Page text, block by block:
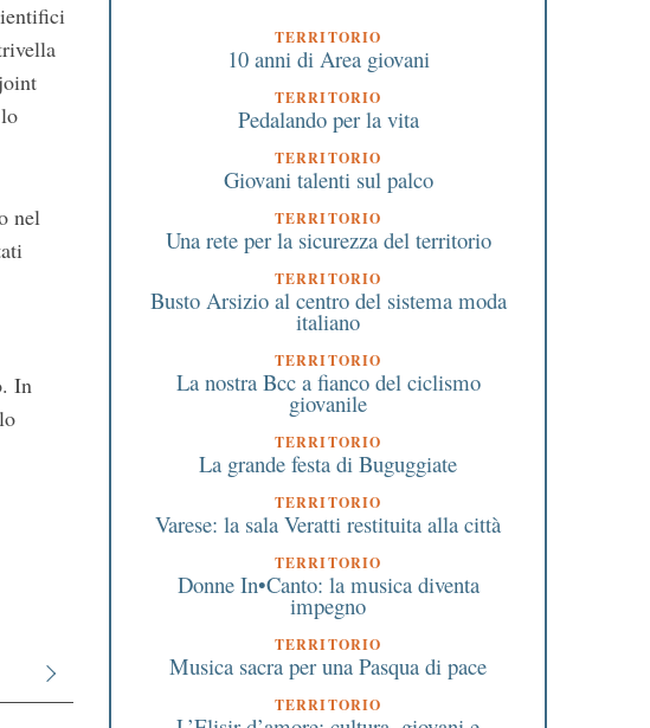
nel
In
TERRITORIO
10 anni di Area giovani
TERRITORIO
Pedalando per la vita
TERRITORIO
Giovani talenti sul palco
TERRITORIO
Una rete per la sicurezza del territorio
TERRITORIO
Busto Arsizio al centro del sistema moda
italiano
TERRITORIO
La nostra Bcc a fianco del ciclismo
giovanile
TERRITORIO
La grande festa di Buguggiate
TERRITORIO
Varese: la sala Veratti restituita alla città
TERRITORIO
Donne In•Canto: la musica diventa
impegno
TERRITORIO
Musica sacra per una Pasqua di pace
TERRITORIO